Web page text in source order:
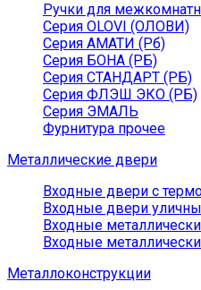
Ручки для
Серия OLOVI (ОЛОВИ)
Серия АМАТИ (Рб)
Серия БОНА (РБ)
Серия СТАНДАРТ (РБ)
Серия ФЛЭШ ЭКО (РБ)
Серия ЭМАЛЬ
Фурнитура прочее
Металлические двери
Входные двери с
Входные двери
Входные
Входные
Металлоконструкции